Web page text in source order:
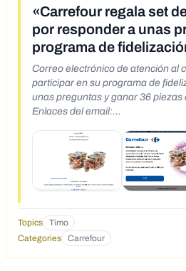
«Carrefour regala set
por responder a unas
programa de
Correo electrónico de atención al
participar en su programa de
unas preguntas y ganar 36 piezas
Enlaces del email:
https://cobaltholt.store/
Topics Timo
Categories
Carrefour